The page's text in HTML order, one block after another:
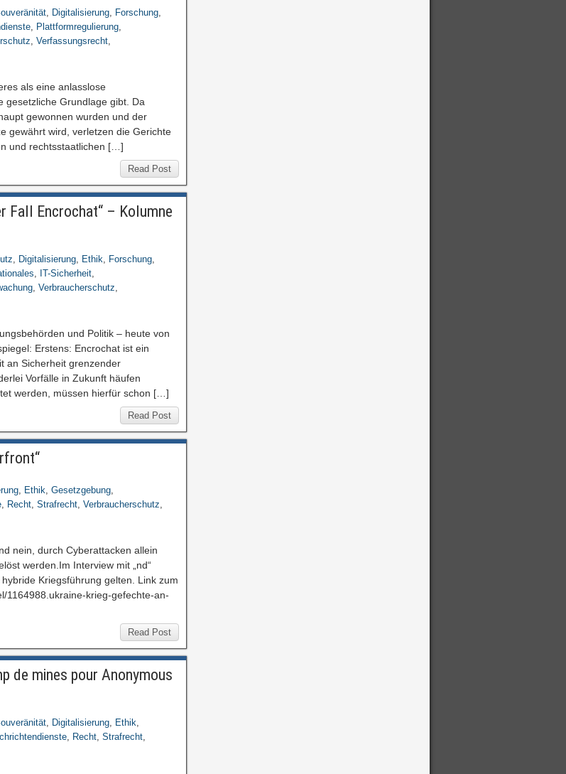
, Digitalisierung, Forschung,
, Plattformregulierung,
, Verfassungsrecht,
als eine anlasslose
gesetzliche Grundlage gibt. Da
gewonnen wurden und der
gewährt wird, verletzen die Gerichte
und rechtsstaatlichen […]
Read Post
Fall Encrochat“ – Kolumne
, Digitalisierung, Ethik, Forschung,
, IT-Sicherheit,
, Verbraucherschutz,
und Politik – heute von
Erstens: Encrochat ist ein
an Sicherheit grenzender
Vorfälle in Zukunft häufen
werden, müssen hierfür schon […]
Read Post
, Ethik, Gesetzgebung,
, Recht, Strafrecht, Verbraucherschutz,
nein, durch Cyberattacken allein
werden.Im Interview mit „nd“
Kriegsführung gelten. Link zum
1164988.ukraine-krieg-gefechte-an-
Read Post
de mines pour Anonymous
, Digitalisierung, Ethik,
, Recht, Strafrecht,